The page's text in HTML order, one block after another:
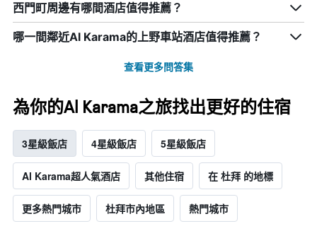
西門町周邊有哪間酒店值得推薦？
哪一間鄰近Al Karama的上野車站酒店值得推薦？
查看更多問答集
為你的Al Karama之旅找出更好的住宿
3星級飯店 4星級飯店 5星級飯店
Al Karama超人氣酒店 其他住宿 在 杜拜 的地標
更多熱門城市 杜拜市內地區 熱門城市